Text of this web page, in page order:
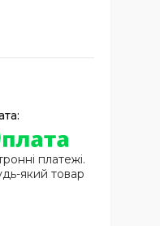
платежі.
який товар